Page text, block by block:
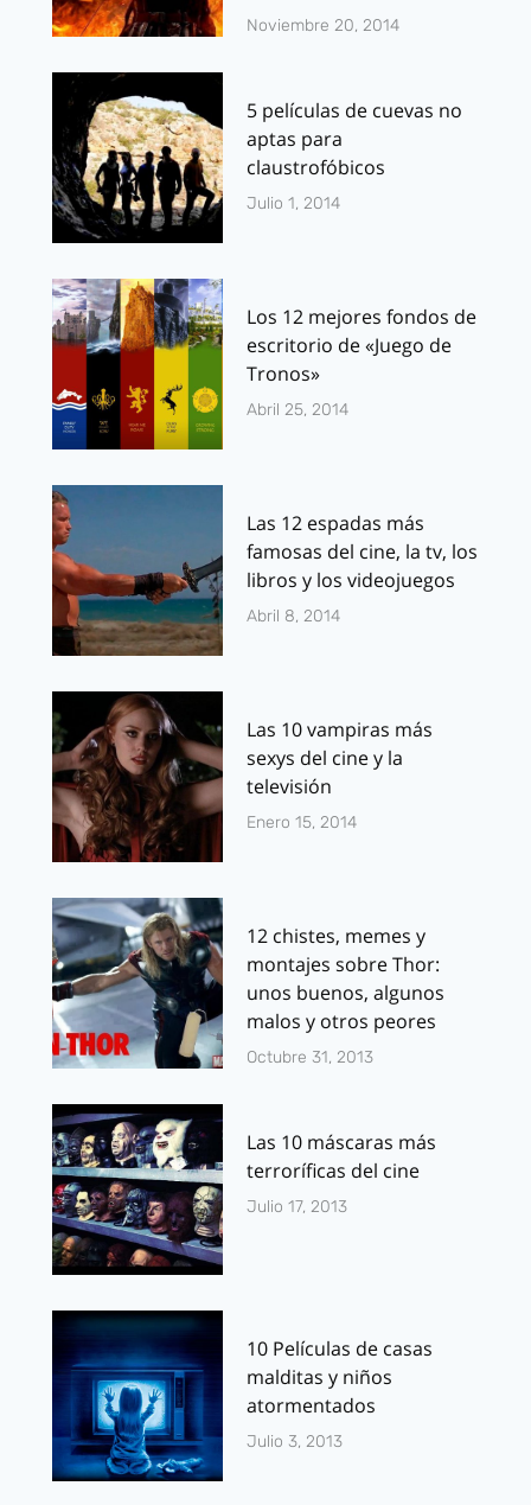
Noviembre 20, 2014
5 películas de cuevas no
aptas para
claustrofóbicos
Julio 1, 2014
Los 12 mejores fondos de
escritorio de «Juego de
Tronos»
Abril 25, 2014
Las 12 espadas más
famosas del cine, la tv, los
libros y los videojuegos
Abril 8, 2014
Las 10 vampiras más
sexys del cine y la
televisión
Enero 15, 2014
12 chistes, memes y
montajes sobre Thor:
unos buenos, algunos
malos y otros peores
Octubre 31, 2013
Las 10 máscaras más
terroríficas del cine
Julio 17, 2013
10 Películas de casas
malditas y niños
atormentados
Julio 3, 2013